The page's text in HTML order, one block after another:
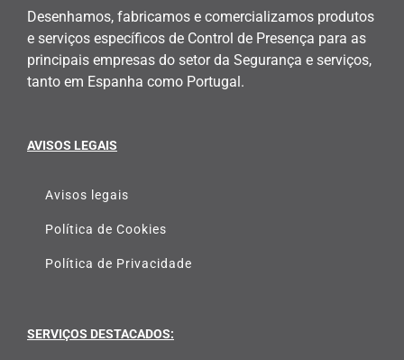
Desenhamos, fabricamos e comercializamos produtos
e serviços específicos de Control de Presença para as
principais empresas do setor da Segurança e serviços,
tanto em Espanha como Portugal.
AVISOS LEGAIS
Avisos legais
Política de Cookies
Política de Privacidade
SERVIÇOS DESTACADOS: